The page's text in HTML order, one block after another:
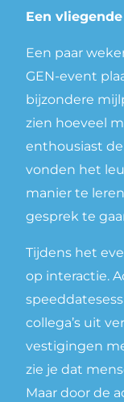
Een
Een paar
GEN-event
bijzondere
zien hoeveel
enthousiast de
vonden het
manier te
gesprek te
Tijdens het
op interactie.
collega’s uit
vestigingen
zie je dat
Maar door de